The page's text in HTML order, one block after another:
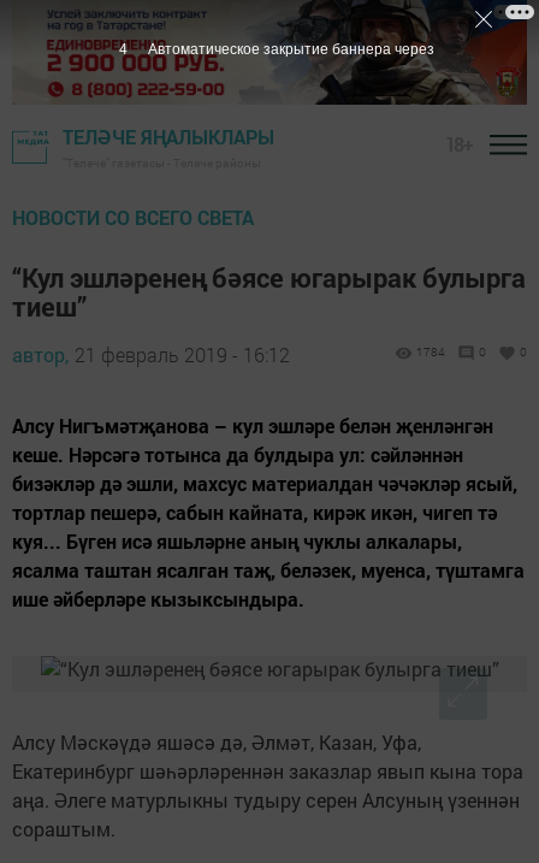
ТЕЛӘЧЕ ЯҢАЛЫКЛАРЫ
НОВОСТИ СО ВСЕГО СВЕТА
“Кул эшләренең бәясе югарырак булырга
тиеш”
автор, 21 февраль 2019 - 16:12 1784 0 0
Алсу Нигъмәтҗанова – кул эшләре белән җенләнгән
кеше. Нәрсәгә тотынса да булдыра ул: сәйләннән
бизәкләр дә эшли, махсус материалдан чәчәкләр ясый,
тортлар пешерә, сабын кайната, кирәк икән, чигеп тә
куя... Бүген исә яшьләрне аның чуклы алкалары,
ясалма таштан ясалган таҗ, беләзек, муенса, түштамга
ише әйберләре кызыксындыра.
Алсу Мәскәүдә яшәсә дә, Әлмәт, Казан, Уфа,
Екатеринбург шәһәр­ләреннән заказлар явып кына тора
аңа. Әлеге матурлыкны тудыру серен Алсуның үзеннән
сораштым.
2 Автоматическое закрытие баннера через